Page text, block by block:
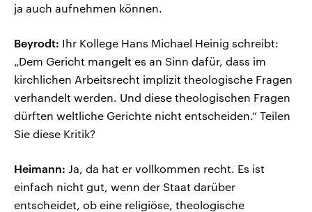
ja auch aufnehmen können.
Beyrodt: Ihr Kollege Hans Michael Heinig schreibt:
„Dem Gericht mangelt es an Sinn dafür, dass im
kirchlichen Arbeitsrecht implizit theologische Fragen
verhandelt werden. Und diese theologischen Fragen
dürften weltliche Gerichte nicht entscheiden.“ Teilen
Sie diese Kritik?
Heimann: Ja, da hat er vollkommen recht. Es ist
einfach nicht gut, wenn der Staat darüber
entscheidet, ob eine religiöse, theologische